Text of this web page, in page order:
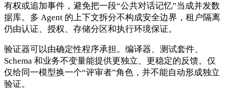
有权或追加事件，避免把一段“公共对话记忆”当成并发数
据库。多 Agent 的上下文拆分不构成安全边界，租户隔离
仍由认证、授权、存储分区和执行环境保证。
验证器可以由确定性程序承担。编译器、测试套件、
Schema 和业务不变量能提供更独立、更稳定的反馈。仅
仅给同一模型换一个“评审者”角色，并不能自动形成独立
验证。